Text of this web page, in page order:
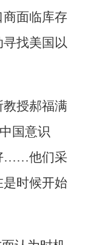
面临库存
找美国以
授郝福满
国意识
……他们采
时候开始